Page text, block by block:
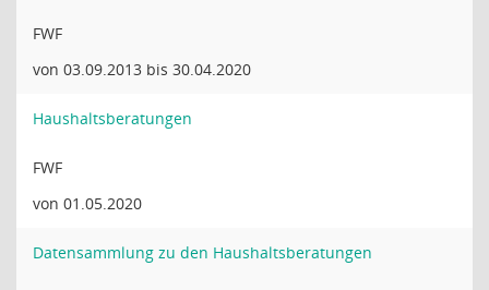
FWF
von 03.09.2013 bis 30.04.2020
Haushaltsberatungen
FWF
von 01.05.2020
Datensammlung zu den Haushaltsberatungen